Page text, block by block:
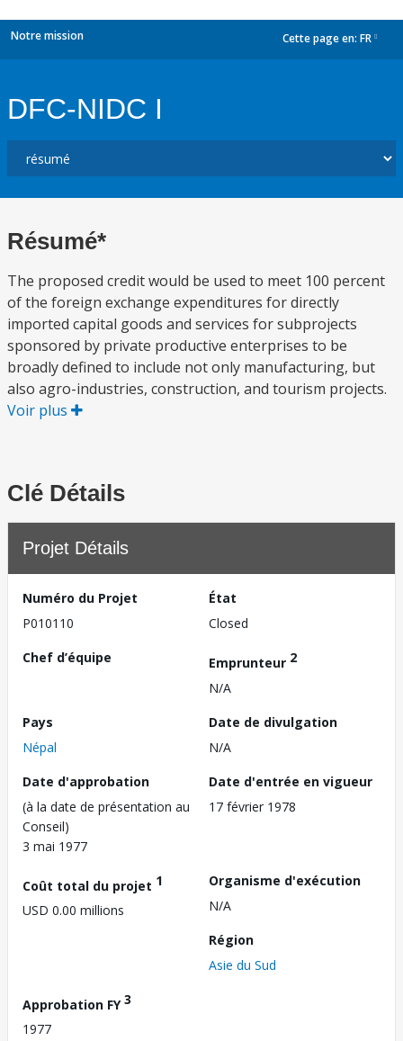
Notre mission Cette page en: FR
DFC-NIDC I
Résumé*
The proposed credit would be used to meet 100 percent
of the foreign exchange expenditures for directly
imported capital goods and services for subprojects
sponsored by private productive enterprises to be
broadly defined to include not only manufacturing, but
also agro-industries, construction, and tourism projects.
Voir plus
Clé Détails
Projet Détails
Numéro du Projet
P010110
État
Closed
Chef d’équipe
Emprunteur 2
N/A
Pays
Népal
Date de divulgation
N/A
Date d'approbation
(à la date de présentation au
Conseil)
3 mai 1977
Date d'entrée en vigueur
17 février 1978
Coût total du projet 1
USD 0.00 millions
Organisme d'exécution
N/A
Région
Asie du Sud
Approbation FY3
1977